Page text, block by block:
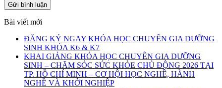
Bài viết mới
ĐĂNG KÝ NGAY KHÓA HỌC CHUYÊN GIA DƯỠNG
SINH KHÓA K6 & K7
KHAI GIẢNG KHÓA HỌC CHUYÊN GIA DƯỠNG
SINH – CHĂM SÓC SỨC KHỎE CHỦ ĐỘNG 2026 TẠI
TP. HỒ CHÍ MINH – CƠ HỘI HỌC NGHỀ, HÀNH
NGHỀ VÀ KHỞI NGHIỆP